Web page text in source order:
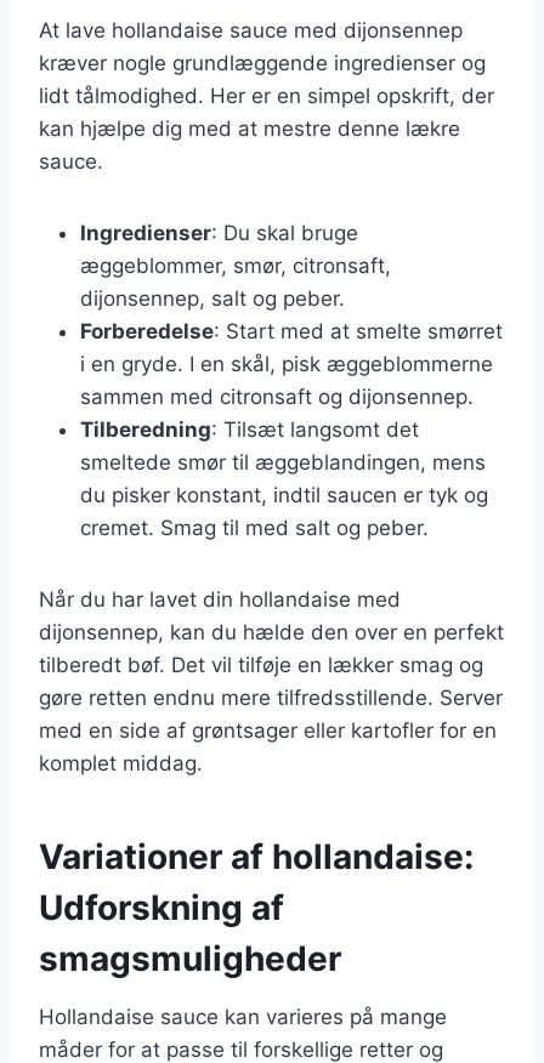
At lave hollandaise sauce med dijonsennep
kræver nogle grundlæggende ingredienser og
lidt tålmodighed. Her er en simpel opskrift, der
kan hjælpe dig med at mestre denne lækre
sauce.
Ingredienser: Du skal bruge
æggeblommer, smør, citronsaft,
dijonsennep, salt og peber.
Forberedelse: Start med at smelte smørret
i en gryde. I en skål, pisk æggeblommerne
sammen med citronsaft og dijonsennep.
Tilberedning: Tilsæt langsomt det
smeltede smør til æggeblandingen, mens
du pisker konstant, indtil saucen er tyk og
cremet. Smag til med salt og peber.
Når du har lavet din hollandaise med
dijonsennep, kan du hælde den over en perfekt
tilberedt bøf. Det vil tilføje en lækker smag og
gøre retten endnu mere tilfredsstillende. Server
med en side af grøntsager eller kartofler for en
komplet middag.
Variationer af hollandaise:
Udforskning af
smagsmuligheder
Hollandaise sauce kan varieres på mange
måder for at passe til forskellige retter og